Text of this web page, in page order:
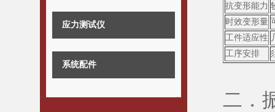
应力测试仪
系统配件
抗变形能力
时效变形量
工件适应性
工序安排
二．